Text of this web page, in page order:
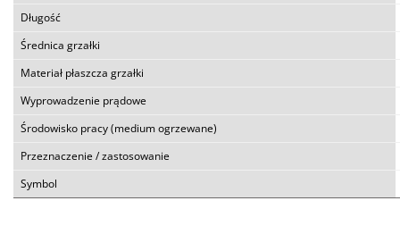
Długość
Średnica grzałki
Materiał płaszcza grzałki
Wyprowadzenie prądowe
Środowisko pracy (medium ogrzewane)
Przeznaczenie / zastosowanie
Symbol